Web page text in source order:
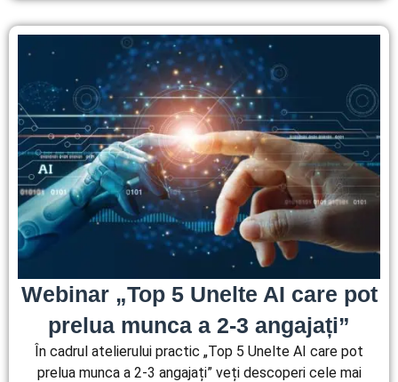
Webinar „Top 5 Unelte AI care pot
prelua munca a 2-3 angajați”
În cadrul atelierului practic „Top 5 Unelte AI care pot
prelua munca a 2-3 angajați” veți descoperi cele mai